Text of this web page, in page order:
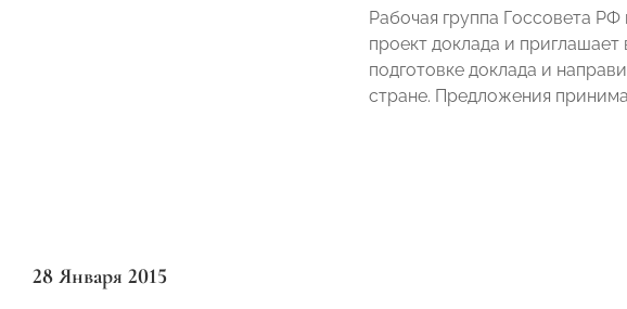
Рабочая группа Госсовета
проект доклада и
подготовке доклада и
стране. Предложения
28 Января 2015